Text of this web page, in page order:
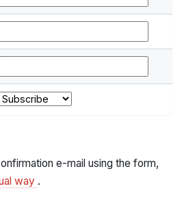
e-mail using the form,
way .